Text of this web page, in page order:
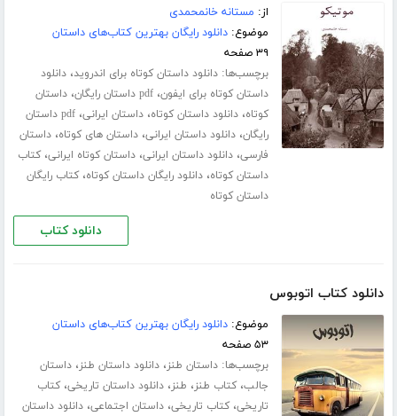
از: مستانه خانمحمدی
موضوع:دانلود رایگان بهترین کتاب‌های داستان
۳۹ صفحه
برچسب‌ها:دانلود داستان کوتاه برای اندروید،دانلود
داستان کوتاه برای ایفون،pdf داستان رایگان ،داستان
کوتاه،دانلود داستان کوتاه،داستان ایرانی،
pdf داستان
رایگان،دانلود داستان ایرانی،داستان های کوتاه،داستان
فارسی،دانلود داستان ایرانی،داستان کوتاه ایرانی،کتاب
داستان کوتاه،دانلود رایگان داستان کوتاه،کتاب رایگان
داستان کوتاه
دانلود کتاب
دانلود کتاب اتوبوس
موضوع:دانلود رایگان بهترین کتاب‌های داستان
۵۳ صفحه
برچسب‌ها:داستان طنز،دانلود داستان طنز،داستان
جالب،کتاب طنز، طنز،دانلود داستان تاریخی،کتاب
تاریخی،کتاب تاریخی،داستان اجتماعی،دانلود داستان